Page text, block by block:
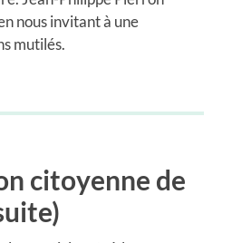
nous invitant à une
mutilés.
citoyenne de